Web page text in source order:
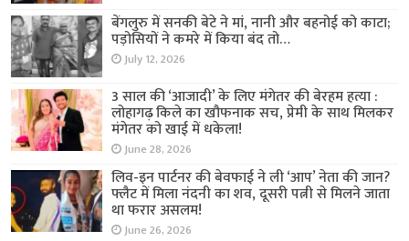
बेंगलुरु में सनकी बेटे ने मां, नानी और बहनोई को काटा;
पड़ोसियों ने कमरे में किया बंद तो…
July 12, 2026
3 साल की ‘आजादी’ के लिए मंगेतर की बेरहम हत्या :
लोहागढ़ किले का खौफनाक सच, प्रेमी के साथ मिलकर
मंगेतर को खाई में धकेला!
June 28, 2026
लिव-इन पार्टनर की बेवफाई ने ली ‘आप’ नेता की जान?
फ्लैट में मिला नंदनी का शव, दूसरी पत्नी से मिलने जाता
था फरार असलम!
June 26, 2026